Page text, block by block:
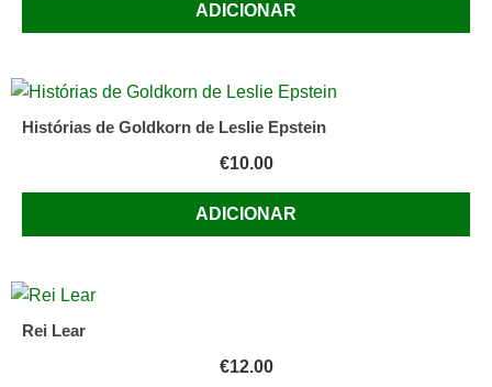
ADICIONAR
Histórias de Goldkorn de Leslie Epstein
€10.00
ADICIONAR
Rei Lear
€12.00